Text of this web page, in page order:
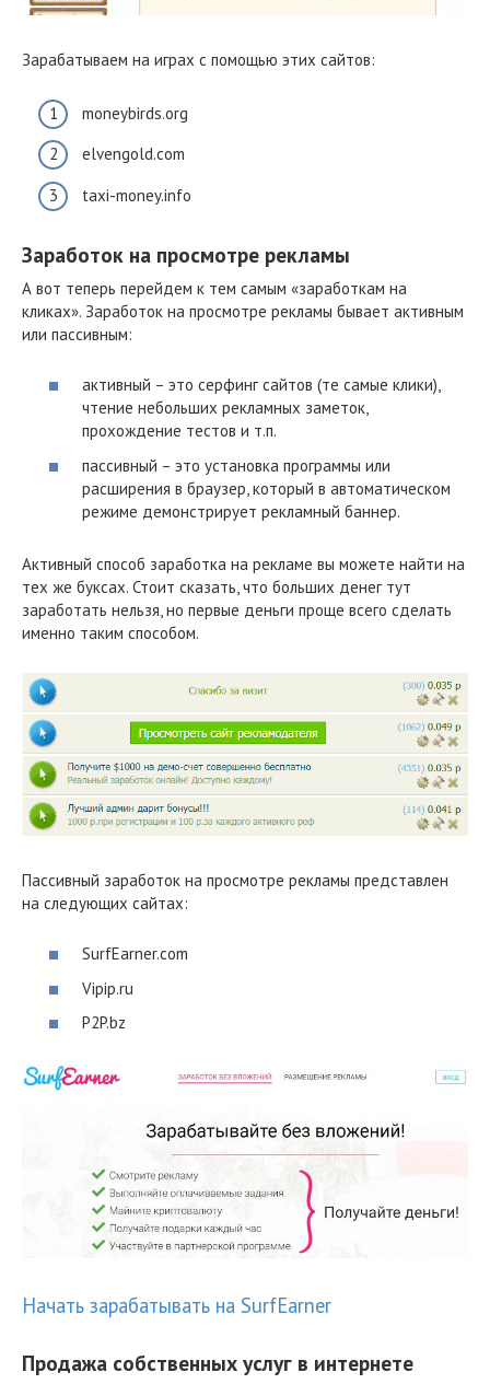
Зарабатываем на играх с помощью этих сайтов:
moneybirds.org
elvengold.com
taxi-money.info
Заработок на просмотре рекламы
А вот теперь перейдем к тем самым «заработкам на
кликах». Заработок на просмотре рекламы бывает активным
или пассивным:
активный – это серфинг сайтов (те самые клики),
чтение небольших рекламных заметок,
прохождение тестов и т.п.
пассивный – это установка программы или
расширения в браузер, который в автоматическом
режиме демонстрирует рекламный баннер.
Активный способ заработка на рекламе вы можете найти на
тех же буксах. Стоит сказать, что больших денег тут
заработать нельзя, но первые деньги проще всего сделать
именно таким способом.
Пассивный заработок на просмотре рекламы представлен
на следующих сайтах:
SurfEarner.com
Vipip.ru
P2P.bz
Начать зарабатывать на SurfEarner
Продажа собственных услуг в интернете